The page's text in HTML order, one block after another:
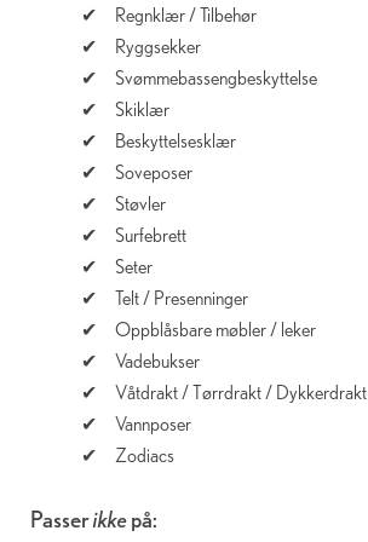
Regnklær / Tilbehør
Ryggsekker
Svømmebassengbeskyttelse
Skiklær
Beskyttelsesklær
Soveposer
Støvler
Surfebrett
Seter
Telt / Presenninger
Oppblåsbare møbler / leker
Vadebukser
Våtdrakt / Tørrdrakt / Dykkerdrakt
Vannposer
Zodiacs
Passerikkepå: